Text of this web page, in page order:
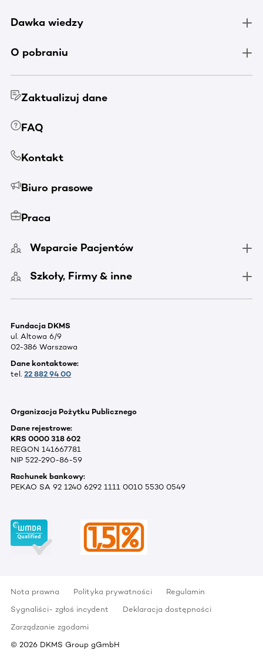
Dawka wiedzy
O pobraniu
Zaktualizuj dane
FAQ
Kontakt
Biuro prasowe
Praca
Wsparcie Pacjentów
Szkoły, Firmy & inne
Fundacja DKMS
ul. Altowa 6/9
02-386 Warszawa
Dane kontaktowe:
tel. 22 882 94 00
Organizacja Pożytku Publicznego
Dane rejestrowe:
KRS 0000 318 602
REGON 141667781
NIP 522-290-86-59
Rachunek bankowy:
PEKAO SA 92 1240 6292 1111 0010 5530 0549
Nota prawna Polityka prywatności
Regulamin
Sygnaliści- zgłoś incydent
Deklaracja dostępności
Zarządzanie zgodami
© 2026 DKMS Group gGmbH